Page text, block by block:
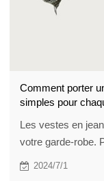
Comment porter
simples pour
Les vestes en
votre garde-robe.
mélangez et
2024/7/1